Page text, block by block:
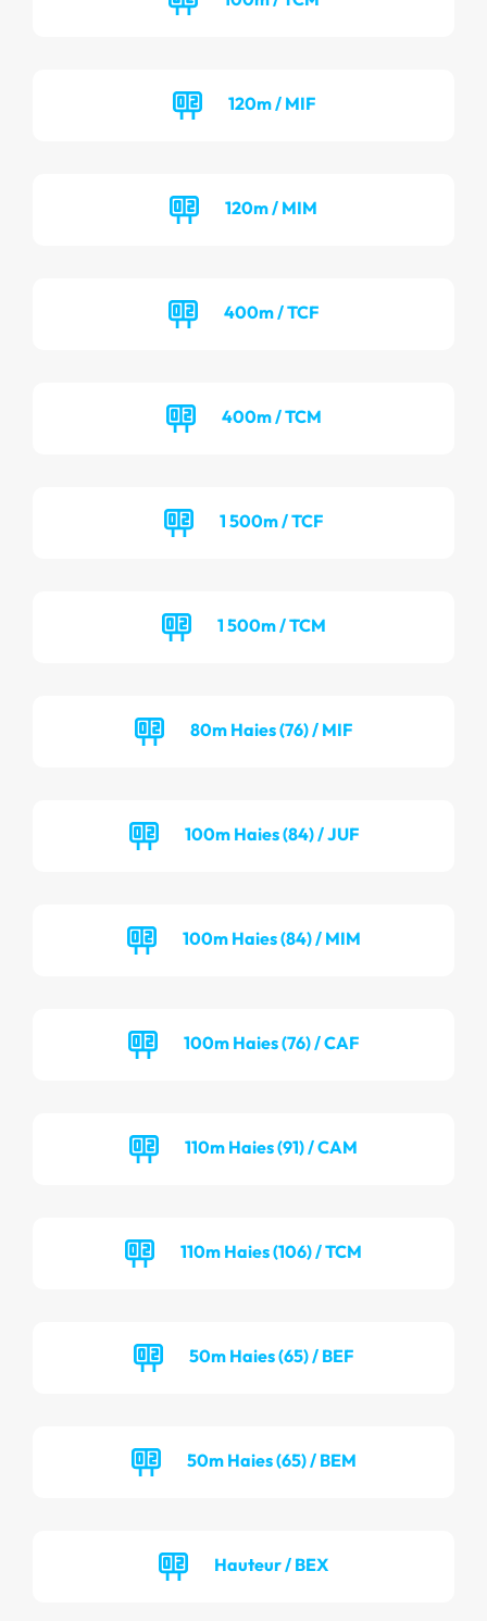
120m / MIF
120m / MIM
400m / TCF
400m / TCM
1 500m / TCF
1 500m / TCM
80m Haies (76) / MIF
100m Haies (84) / JUF
100m Haies (84) / MIM
100m Haies (76) / CAF
110m Haies (91) / CAM
110m Haies (106) / TCM
50m Haies (65) / BEF
50m Haies (65) / BEM
Hauteur / BEX